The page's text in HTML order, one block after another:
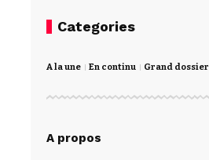
Categories
A la une En continu Grand dossier
A propos